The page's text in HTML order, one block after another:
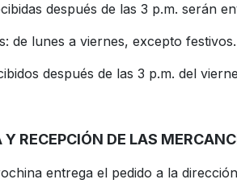
después de las 3 p.m. serán
de lunes a viernes, excepto festivos.
después de las 3 p.m. del
Y RECEPCIÓN DE LAS
entrega el pedido a la